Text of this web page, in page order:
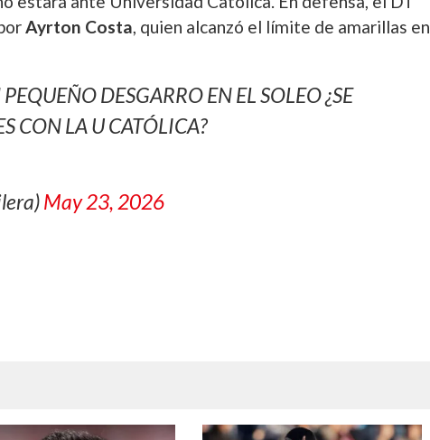
Ayrton Costa, quien alcanzó el límite de amarillas en
DESGARRO EN EL SOLEO ¿SE
CON LA U CATÓLICA?
May 23, 2026